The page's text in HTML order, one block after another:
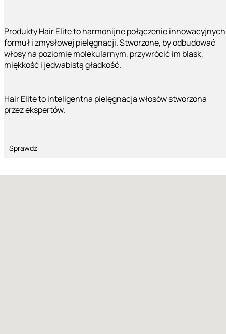
Produkty Hair Elite to harmonijne połączenie innowacyjnych
formuł i zmysłowej pielęgnacji. Stworzone, by odbudować
włosy na poziomie molekularnym, przywrócić im blask,
miękkość i jedwabistą gładkość.
Hair Elite to inteligentna pielęgnacja włosów stworzona
przez ekspertów.
Sprawdź